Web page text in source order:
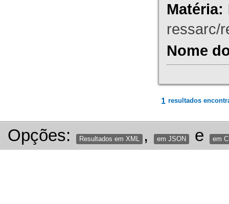
Matéria:
ressarc/
Nome
1 resultados
Opções: Resultados em XML , em JSON e em